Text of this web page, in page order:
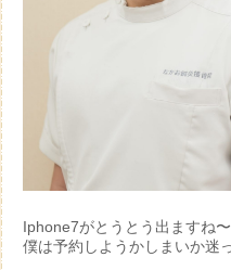
Iphone7がとうとう出ますね
僕は予約しようかしまいか迷